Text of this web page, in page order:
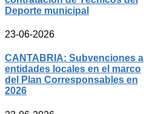
Deporte municipal
23-06-2026
CANTABRIA: Subvenciones a
entidades locales en el marco
del Plan Corresponsables en
2026